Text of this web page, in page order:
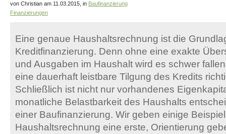
von Christian am 11.03.2015, in Baufinanzierung
Finanzierungen
Eine genaue Haushaltsrechnung ist die
Kreditfinanzierung. Denn ohne eine exakte
und Ausgaben im Haushalt wird es schwer
eine dauerhaft leistbare Tilgung des Kredits
Schließlich ist nicht nur vorhandenes
monatliche Belastbarkeit des Haushalts
einer Baufinanzierung. Wir geben einige
Haushaltsrechnung eine erste, Orientierung